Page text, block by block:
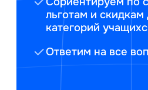
льготам и
категорий
Ответим на все